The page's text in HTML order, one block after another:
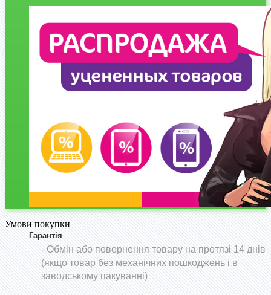
Умови покупки
Гарантія
- Обмін або повернення товару на протязі 14 днів
(якщо товар без механічних пошкоджень і в
заводському пакуванні)